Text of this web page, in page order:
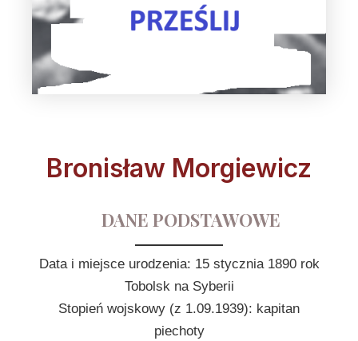
Bronisław Morgiewicz
DANE PODSTAWOWE
Data i miejsce urodzenia: 15 stycznia 1890 rok
Tobolsk na Syberii
Stopień wojskowy (z 1.09.1939): kapitan
piechoty